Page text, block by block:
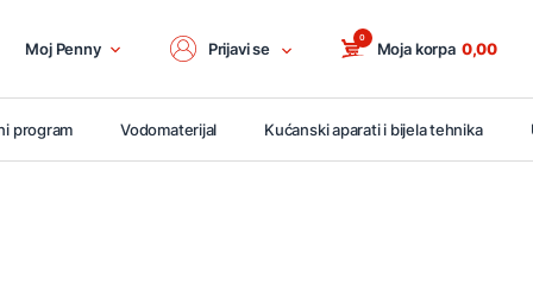
Moj Penny Prijavi se Moja korpa
0
0,00
program Vodomaterijal Kućanski aparati i bijela tehnika